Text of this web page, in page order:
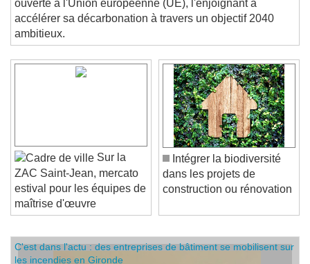
ouverte à l'Union européenne (UE), l'enjoignant à
accélérer sa décarbonation à travers un objectif 2040
ambitieux.
ZAC Saint-Jean, mercato
estival pour les équipes de
maîtrise d'œuvre
Intégrer la biodiversité
dans les projets de
C'est dans l'actu : des entreprises de bâtiment se mobilisent sur